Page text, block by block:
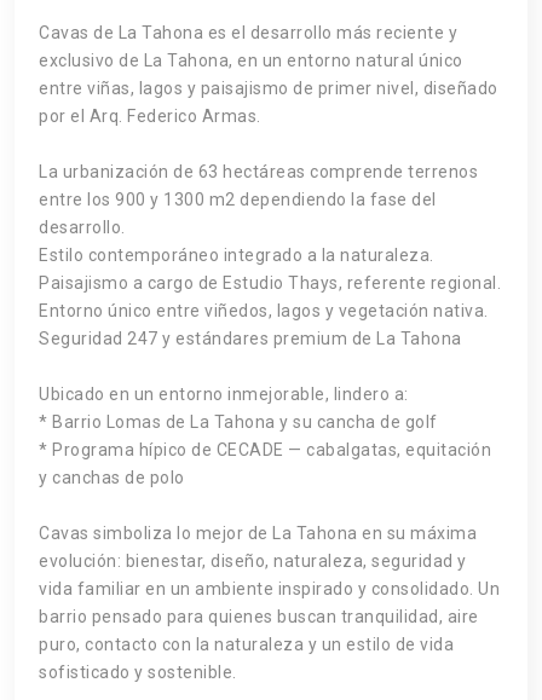
Cavas de La Tahona es el desarrollo más reciente y
exclusivo de La Tahona, en un entorno natural único
entre viñas, lagos y paisajismo de primer nivel, diseñado
por el Arq. Federico Armas.
La urbanización de 63 hectáreas comprende terrenos
entre los 900 y 1300 m2 dependiendo la fase del
desarrollo.
Estilo contemporáneo integrado a la naturaleza.
Paisajismo a cargo de Estudio Thays, referente regional.
Entorno único entre viñedos, lagos y vegetación nativa.
Seguridad 247 y estándares premium de La Tahona
Ubicado en un entorno inmejorable, lindero a:
* Barrio Lomas de La Tahona y su cancha de golf
* Programa hípico de CECADE — cabalgatas, equitación
y canchas de polo
Cavas simboliza lo mejor de La Tahona en su máxima
evolución: bienestar, diseño, naturaleza, seguridad y
vida familiar en un ambiente inspirado y consolidado. Un
barrio pensado para quienes buscan tranquilidad, aire
puro, contacto con la naturaleza y un estilo de vida
sofisticado y sostenible.